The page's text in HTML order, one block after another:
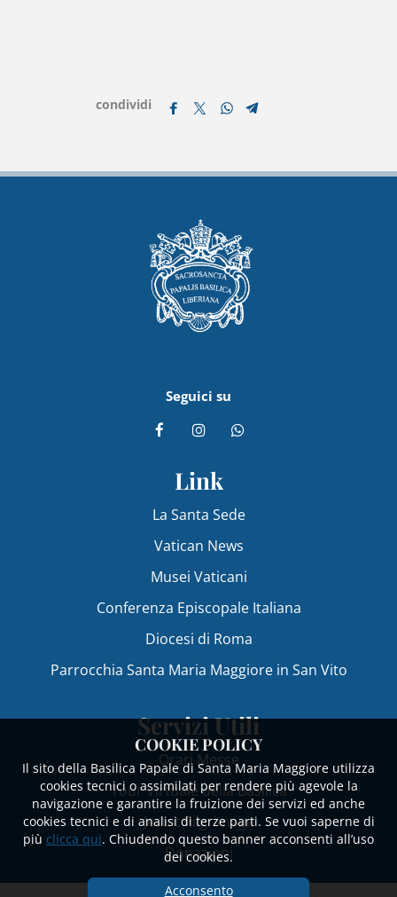
condividi
Seguici su
Link
La Santa Sede
Vatican News
Musei Vaticani
Conferenza Episcopale Italiana
Diocesi di Roma
Parrocchia Santa Maria Maggiore in San Vito
Servizi Utili
Orari Messe
Tour Virtuale della Basilica
Jesuit Pilgrimage
Donazioni
COOKIE POLICY
Il sito della Basilica Papale di Santa Maria Maggiore utilizza
cookies tecnici o assimilati per rendere più agevole la
navigazione e garantire la fruizione dei servizi ed anche
cookies tecnici e di analisi di terze parti. Se vuoi saperne di
più clicca qui. Chiudendo questo banner acconsenti all’uso
dei cookies.
Acconsento